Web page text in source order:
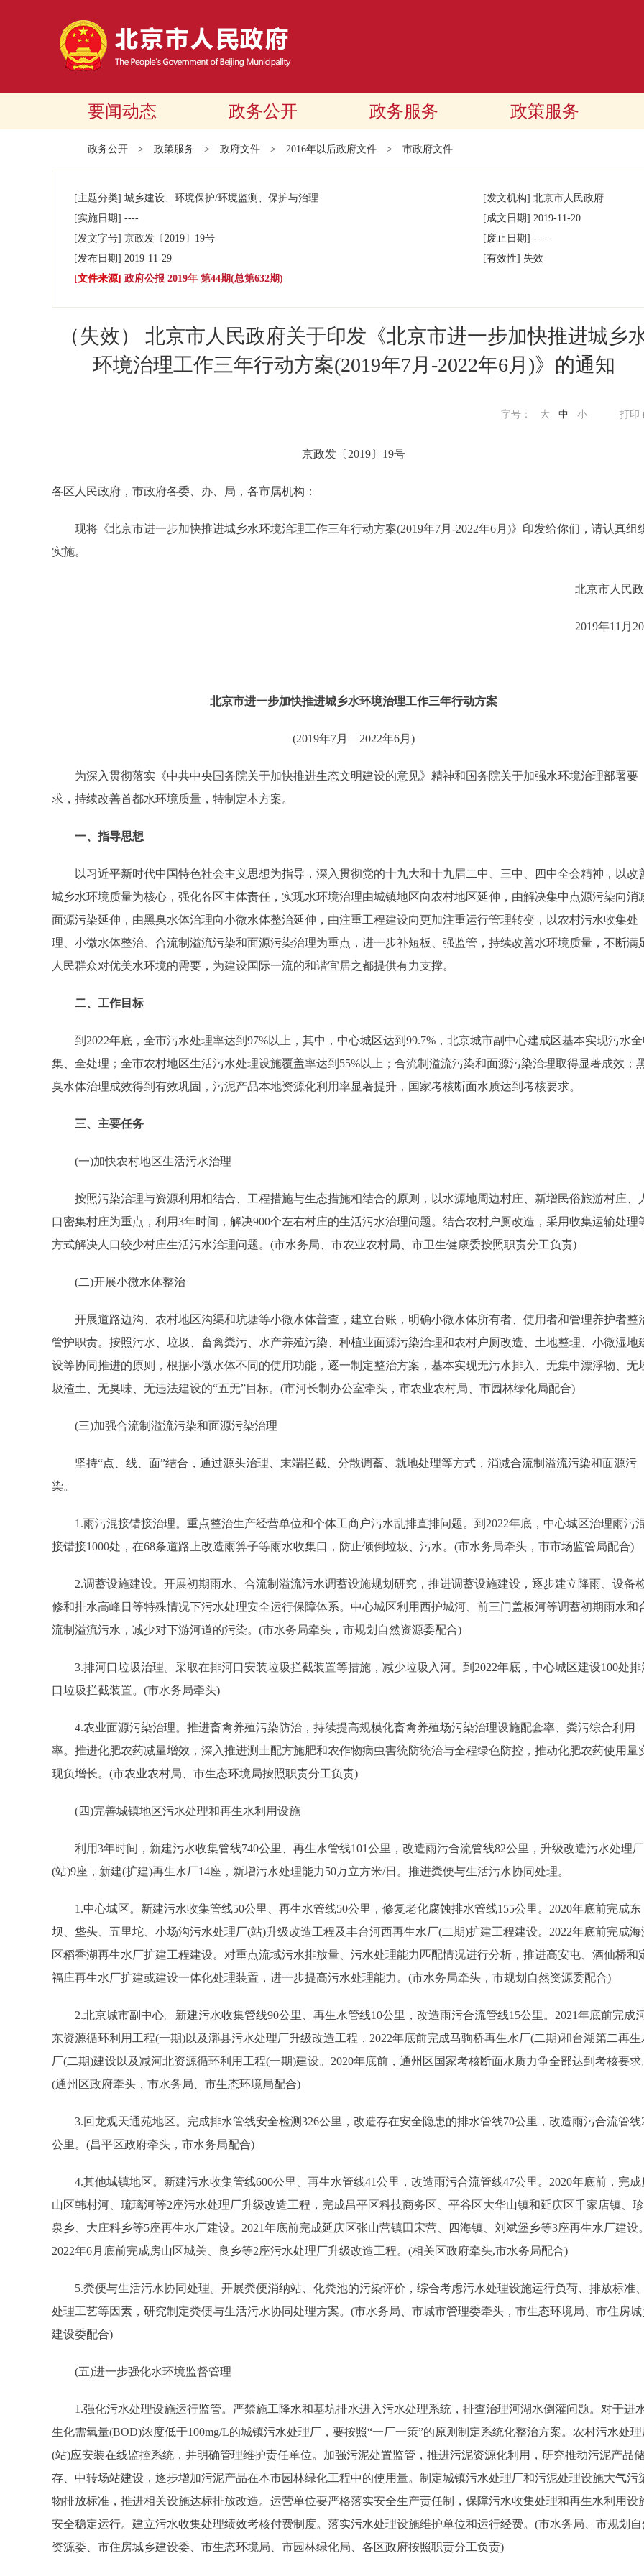
要闻动态 政务公开 政务服务 政策服务
政务公开 > 政策服务 > 政府文件 > 2016年以后政府文件 > 市政府文件
[主题分类] 城乡建设、环境保护/环境监测、保护与治理 [发文机构] 北京市人民政府
[实施日期] ---- [成文日期] 2019-11-20
[发文字号] 京政发 〔2019〕 19号 [废止日期] ----
[发布日期] 2019-11-29 [有效性] 失效
[文件来源] 政府公报 2019年 第44期(总第632期)
（失效） 北京市人民政府关于印发《北京市进一步加快推进城乡
环境治理工作三年行动方案(2019年7月-2022年6月)》的通知
打印
字号： 大 中 小
京政发〔2019〕19号
各区人民政府，市政府各委、办、局，各市属机构：
现将《北京市进一步加快推进城乡水环境治理工作三年行动方案(2019年7月-2022年6月)》印发给你们，请认真组
实施。
北京市人民
2019年11月
北京市进一步加快推进城乡水环境治理工作三年行动方案
(2019年7月—2022年6月)
为深入贯彻落实《中共中央国务院关于加快推进生态文明建设的意见》精神和国务院关于加强水环境治理部署要
求，持续改善首都水环境质量，特制定本方案。
一、指导思想
以习近平新时代中国特色社会主义思想为指导，深入贯彻党的十九大和十九届二中、三中、四中全会精神，以改
城乡水环境质量为核心，强化各区主体责任，实现水环境治理由城镇地区向农村地区延伸，由解决集中点源污染向消
面源污染延伸，由黑臭水体治理向小微水体整治延伸，由注重工程建设向更加注重运行管理转变，以农村污水收集处
理、小微水体整治、合流制溢流污染和面源污染治理为重点，进一步补短板、强监管，持续改善水环境质量，不断满
人民群众对优美水环境的需要，为建设国际一流的和谐宜居之都提供有力支撑。
二、工作目标
到2022年底，全市污水处理率达到97%以上，其中，中心城区达到99.7%，北京城市副中心建成区基本实现污水全
集、全处理；全市农村地区生活污水处理设施覆盖率达到55%以上；合流制溢流污染和面源污染治理取得显著成效；
臭水体治理成效得到有效巩固，污泥产品本地资源化利用率显著提升，国家考核断面水质达到考核要求。
三、主要任务
(一)加快农村地区生活污水治理
按照污染治理与资源利用相结合、工程措施与生态措施相结合的原则，以水源地周边村庄、新增民俗旅游村庄、
口密集村庄为重点，利用3年时间，解决900个左右村庄的生活污水治理问题。结合农村户厕改造，采用收集运输处理
方式解决人口较少村庄生活污水治理问题。(市水务局、市农业农村局、市卫生健康委按照职责分工负责)
(二)开展小微水体整治
开展道路边沟、农村地区沟渠和坑塘等小微水体普查，建立台账，明确小微水体所有者、使用者和管理养护者整
管护职责。按照污水、垃圾、畜禽粪污、水产养殖污染、种植业面源污染治理和农村户厕改造、土地整理、小微湿地
设等协同推进的原则，根据小微水体不同的使用功能，逐一制定整治方案，基本实现无污水排入、无集中漂浮物、无
圾渣土、无臭味、无违法建设的“五无”目标。(市河长制办公室牵头，市农业农村局、市园林绿化局配合)
(三)加强合流制溢流污染和面源污染治理
坚持“点、线、面”结合，通过源头治理、末端拦截、分散调蓄、就地处理等方式，消减合流制溢流污染和面源污
染。
1.雨污混接错接治理。重点整治生产经营单位和个体工商户污水乱排直排问题。到2022年底，中心城区治理雨污
接错接1000处，在68条道路上改造雨箅子等雨水收集口，防止倾倒垃圾、污水。(市水务局牵头，市市场监管局配合)
2.调蓄设施建设。开展初期雨水、合流制溢流污水调蓄设施规划研究，推进调蓄设施建设，逐步建立降雨、设备
修和排水高峰日等特殊情况下污水处理安全运行保障体系。中心城区利用西护城河、前三门盖板河等调蓄初期雨水和
流制溢流污水，减少对下游河道的污染。(市水务局牵头，市规划自然资源委配合)
3.排河口垃圾治理。采取在排河口安装垃圾拦截装置等措施，减少垃圾入河。到2022年底，中心城区建设100处排
口垃圾拦截装置。(市水务局牵头)
4.农业面源污染治理。推进畜禽养殖污染防治，持续提高规模化畜禽养殖场污染治理设施配套率、粪污综合利用
率。推进化肥农药减量增效，深入推进测土配方施肥和农作物病虫害统防统治与全程绿色防控，推动化肥农药使用量
现负增长。(市农业农村局、市生态环境局按照职责分工负责)
(四)完善城镇地区污水处理和再生水利用设施
利用3年时间，新建污水收集管线740公里、再生水管线101公里，改造雨污合流管线82公里，升级改造污水处理厂
(站)9座，新建(扩建)再生水厂14座，新增污水处理能力50万立方米/日。推进粪便与生活污水协同处理。
1.中心城区。新建污水收集管线50公里、再生水管线50公里，修复老化腐蚀排水管线155公里。2020年底前完成东
坝、垡头、五里坨、小场沟污水处理厂(站)升级改造工程及丰台河西再生水厂(二期)扩建工程建设。2022年底前完成海
区稻香湖再生水厂扩建工程建设。对重点流域污水排放量、污水处理能力匹配情况进行分析，推进高安屯、酒仙桥和
福庄再生水厂扩建或建设一体化处理装置，进一步提高污水处理能力。(市水务局牵头，市规划自然资源委配合)
2.北京城市副中心。新建污水收集管线90公里、再生水管线10公里，改造雨污合流管线15公里。2021年底前完成
东资源循环利用工程(一期)以及漷县污水处理厂升级改造工程，2022年底前完成马驹桥再生水厂(二期)和台湖第二再生
厂(二期)建设以及减河北资源循环利用工程(一期)建设。2020年底前，通州区国家考核断面水质力争全部达到考核要求
(通州区政府牵头，市水务局、市生态环境局配合)
3.回龙观天通苑地区。完成排水管线安全检测326公里，改造存在安全隐患的排水管线70公里，改造雨污合流管线
公里。(昌平区政府牵头，市水务局配合)
4.其他城镇地区。新建污水收集管线600公里、再生水管线41公里，改造雨污合流管线47公里。2020年底前，完成
山区韩村河、琉璃河等2座污水处理厂升级改造工程，完成昌平区科技商务区、平谷区大华山镇和延庆区千家店镇、
泉乡、大庄科乡等5座再生水厂建设。2021年底前完成延庆区张山营镇田宋营、四海镇、刘斌堡乡等3座再生水厂建设。
2022年6月底前完成房山区城关、良乡等2座污水处理厂升级改造工程。(相关区政府牵头,市水务局配合)
5.粪便与生活污水协同处理。开展粪便消纳站、化粪池的污染评价，综合考虑污水处理设施运行负荷、排放标准、
处理工艺等因素，研究制定粪便与生活污水协同处理方案。(市水务局、市城市管理委牵头，市生态环境局、市住房城
建设委配合)
(五)进一步强化水环境监督管理
1.强化污水处理设施运行监管。严禁施工降水和基坑排水进入污水处理系统，排查治理河湖水倒灌问题。对于进
生化需氧量(BOD)浓度低于100mg/L的城镇污水处理厂，要按照“一厂一策”的原则制定系统化整治方案。农村污水处理
(站)应安装在线监控系统，并明确管理维护责任单位。加强污泥处置监管，推进污泥资源化利用，研究推动污泥产品储
存、中转场站建设，逐步增加污泥产品在本市园林绿化工程中的使用量。制定城镇污水处理厂和污泥处理设施大气污
物排放标准，推进相关设施达标排放改造。运营单位要严格落实安全生产责任制，保障污水收集处理和再生水利用设
安全稳定运行。建立污水收集处理绩效考核付费制度。落实污水处理设施维护单位和运行经费。(市水务局、市规划自
资源委、市住房城乡建设委、市生态环境局、市园林绿化局、各区政府按照职责分工负责)